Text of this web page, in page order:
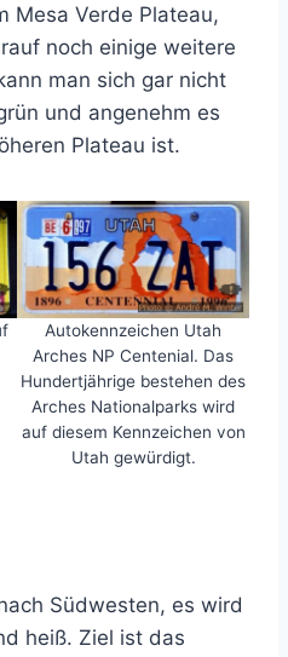
Mesa Verde Plateau,
noch einige weitere
man sich gar nicht
und angenehm es
Plateau ist.
Autokennzeichen Utah
Arches NP Centenial. Das
Hundertjährige bestehen des
Arches Nationalparks wird
auf diesem Kennzeichen von
Utah gewürdigt.
Südwesten, es wird
heiß. Ziel ist das